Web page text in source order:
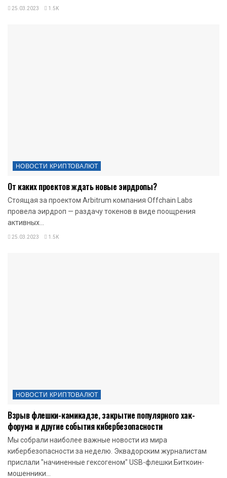
25.03.2023 1.5K
НОВОСТИ КРИПТОВАЛЮТ
От каких проектов ждать новые эирдропы?
Стоящая за проектом Arbitrum компания Offchain Labs
провела эирдроп — раздачу токенов в виде поощрения
активных...
25.03.2023 1.5K
НОВОСТИ КРИПТОВАЛЮТ
Взрыв флешки-камикадзе, закрытие популярного хак-
форума и другие события кибербезопасности
Мы собрали наиболее важные новости из мира
кибербезопасности за неделю. Эквадорским журналистам
прислали "начиненные гексогеном" USB-флешки.Биткоин-
мошенники...